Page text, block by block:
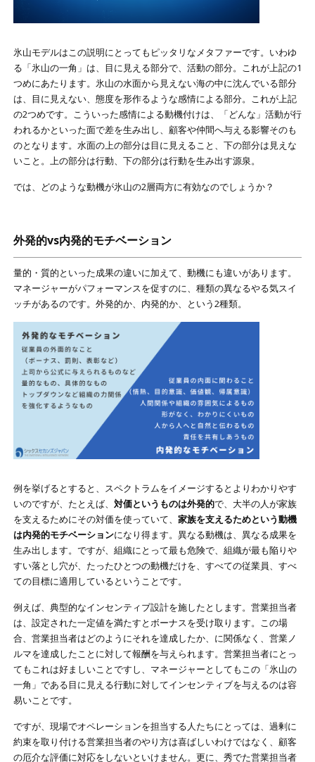
氷山モデルはこの説明にとってもピッタリなメタファーです。いわゆ
る「氷山の一角」は、目に見える部分で、活動の部分。これが上記の1
つめにあたります。氷山の水面から見えない海の中に沈んでいる部分
は、目に見えない、態度を形作るような感情による部分。これが上記
の2つめです。こういった感情による動機付けは、「どんな」活動が行
われるかといった面で差を生み出し、顧客や仲間へ与える影響そのも
のとなります。水面の上の部分は目に見えること、下の部分は見えな
いこと。上の部分は行動、下の部分は行動を生み出す源泉。
では、どのような動機が氷山の2層両方に有効なのでしょうか？
外発的vs内発的モチベーション
量的・質的といった成果の違いに加えて、動機にも違いがあります。
マネージャーがパフォーマンスを促すのに、種類の異なるやる気スイ
ッチがあるのです。外発的か、内発的か、という2種類。
例を挙げるとすると、スペクトラムをイメージするとよりわかりやす
いのですが、たとえば、 対価というものは外発的で、大半の人が家族
を支えるためにその対価を使っていて、 家族を支えるためという動機
は内発的モチベーションになり得ます。異なる動機は、異なる成果を
生み出します。ですが、組織にとって最も危険で、組織が最も陥りや
すい落とし穴が、たったひとつの動機だけを、すべての従業員、すべ
ての目標に適用しているということです。
例えば、典型的なインセンティブ設計を施したとします。営業担当者
は、設定された一定値を満たすとボーナスを受け取ります。この場
合、営業担当者はどのようにそれを達成したか、に関係なく、営業ノ
ルマを達成したことに対して報酬を与えられます。営業担当者にとっ
てもこれは好ましいことですし、マネージャーとしてもこの「氷山の
一角」である目に見える行動に対してインセンティブを与えるのは容
易いことです。
ですが、現場でオペレーションを担当する人たちにとっては、過剰に
約束を取り付ける営業担当者のやり方は喜ばしいわけではなく、顧客
の厄介な評価に対応をしないといけません。更に、秀でた営業担当者